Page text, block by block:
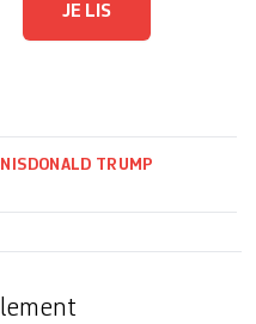
JE LIS
DONALD TRUMP